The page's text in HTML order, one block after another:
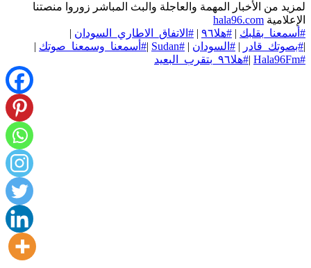
لمزيد من الأخبار المهمة والعاجلة والبث المباشر زوروا منصتنا
الإعلامية hala96.com
#أسمعنا_بقلبك | #هلا٩٦ | #الاتفاق_الاطاري_السودان |
|#بصوتك_قادر | #السودان |
#Sudan
|#أسمعنا_وسمعنا_صوتك |
#Hala96Fm
|#هلا٩٦_بتقرب_البعيد